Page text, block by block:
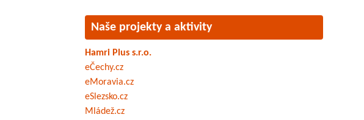
Naše projekty a aktivity
Hamri Plus s.r.o.
eČechy.cz
eMoravia.cz
eSlezsko.cz
Mládež.cz